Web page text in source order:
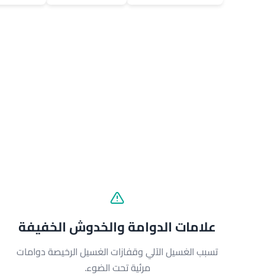
علامات الدوامة والخدوش الخفيفة
تسبب الغسيل الآلي وقفازات الغسيل الرخيصة دوامات
مرئية تحت الضوء.